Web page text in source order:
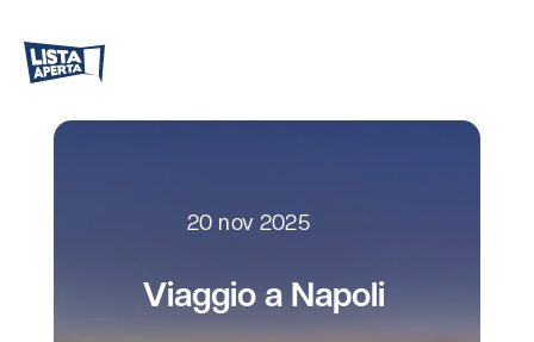
Viaggio a Napoli
20 nov 2025